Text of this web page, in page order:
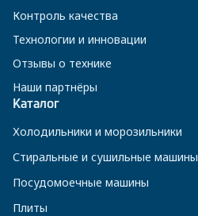
Контроль качества
Технологии и инновации
Отзывы о технике
Наши партнёры
Каталог
Холодильники и морозильники
Стиральные и сушильные машины
Посудомоечные машины
Плиты